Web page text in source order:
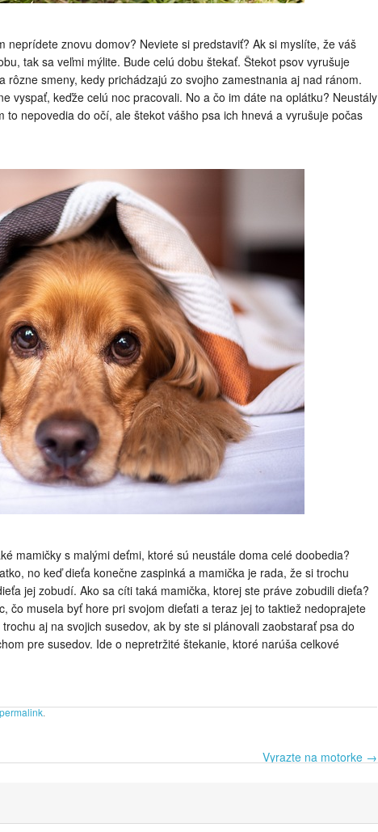
neprídete znovu domov? Neviete si predstaviť? Ak si myslíte, že váš
tak sa veľmi mýlite. Bude celú dobu štekať. Štekot psov vyrušuje
rôzne smeny, kedy prichádzajú zo svojho zamestnania aj nad ránom.
vyspať, keďže celú noc pracovali. No a čo im dáte na oplátku? Neustály
to nepovedia do očí, ale štekot vášho psa ich hnevá a vyrušuje počas
mamičky s malými deťmi, ktoré sú neustále doma celé doobedia?
no keď dieťa konečne zaspinká a mamička je rada, že si trochu
jej zobudí. Ako sa cíti taká mamička, ktorej ste práve zobudili dieťa?
čo musela byť hore pri svojom dieťati a teraz jej to taktiež nedoprajete
aj na svojich susedov, ak by ste si plánovali zaobstarať psa do
pre susedov. Ide o nepretržité štekanie, ktoré narúša celkové
permalink.
Vyrazte na motorke →